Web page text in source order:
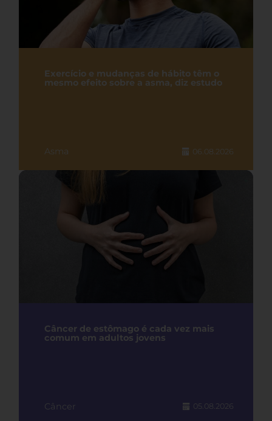
Exercício e mudanças de hábito têm o
mesmo efeito sobre a asma, diz estudo
Asma 06.08.2026
Câncer de estômago é cada vez mais
comum em adultos jovens
Câncer 05.08.2026